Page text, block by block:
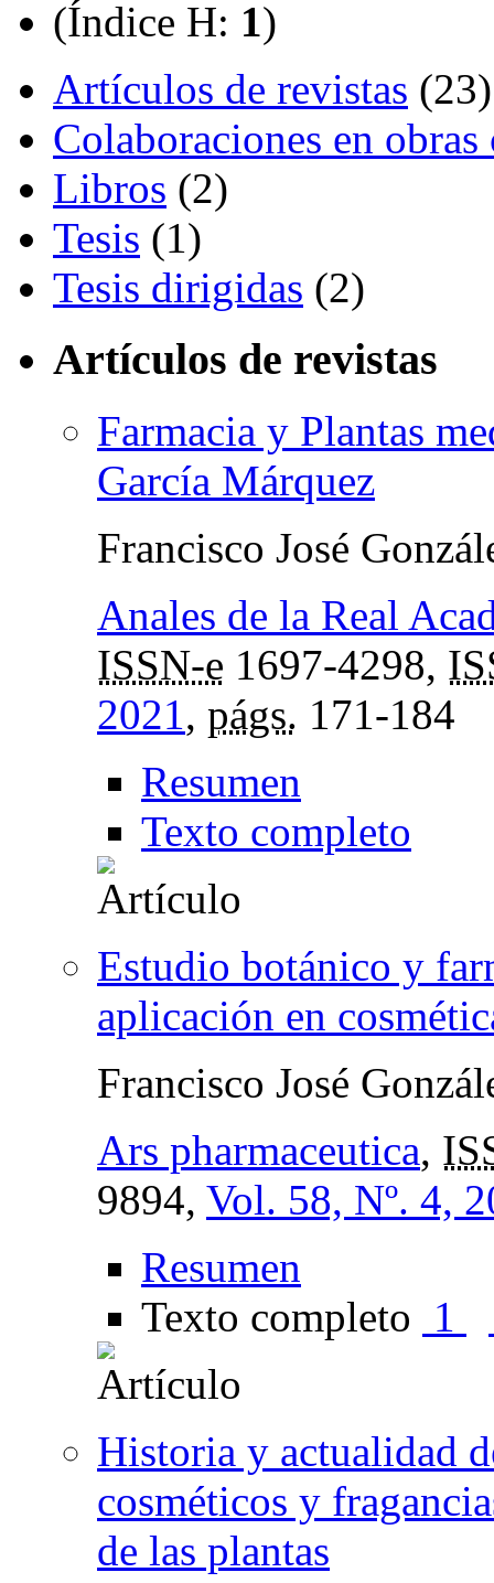
(Índice H: 1)
Artículos de revistas (23)
Colaboraciones en
Libros (2)
Tesis (1)
Tesis dirigidas (2)
Artículos de revistas
Farmacia y Plantas
García Márquez
Francisco José
Anales de la Real
ISSN-e 1697-4298,
2021, págs. 171-184
Resumen
Texto completo
Estudio botánico y
aplicación en
Francisco José
Ars pharmaceutica,
9894, Vol. 58, Nº. 4,
Resumen
Texto completo 1
Historia y actualidad
cosméticos y
de las plantas